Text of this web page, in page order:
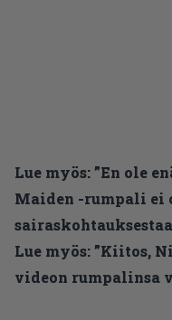
Lue myös:”En ole
Maiden -rumpali ei
Lue myös:”Kiitos,
videon rumpalinsa